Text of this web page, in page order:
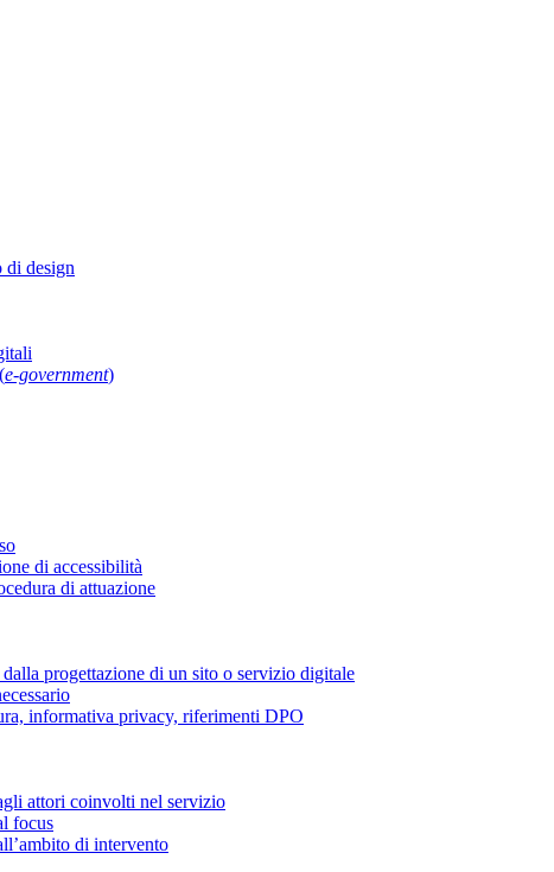
di design
e-government)
di accessibilità
di attuazione
progettazione di un sito o servizio digitale
informativa privacy, riferimenti DPO
attori coinvolti nel servizio
focus
di intervento